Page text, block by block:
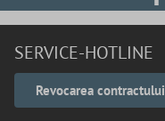
SERVICE-HOTLINE
Revocarea contractului